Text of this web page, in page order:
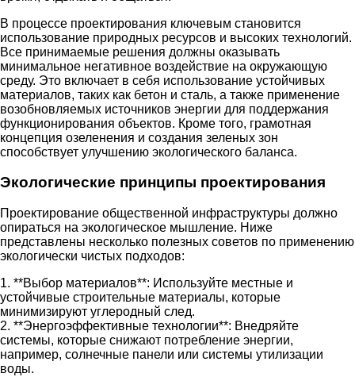
В процессе проектирования ключевым становится
использование природных ресурсов и высоких технологий.
Все принимаемые решения должны оказывать
минимальное негативное воздействие на окружающую
среду. Это включает в себя использование устойчивых
материалов, таких как бетон и сталь, а также применение
возобновляемых источников энергии для поддержания
функционирования объектов. Кроме того, грамотная
концепция озеленения и создания зеленых зон
способствует улучшению экологического баланса.
Экологические принципы проектирования
Проектирование общественной инфраструктуры должно
опираться на экологическое мышление. Ниже
представлены несколько полезных советов по применению
экологически чистых подходов:
1. **Выбор материалов**: Используйте местные и
устойчивые строительные материалы, которые
минимизируют углеродный след.
2. **Энергоэффективные технологии**: Внедряйте
системы, которые снижают потребление энергии,
например, солнечные панели или системы утилизации
воды.